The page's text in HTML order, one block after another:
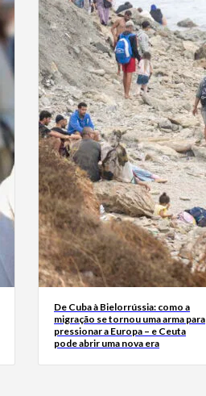
De Cuba à Bielorrússia: como a
migração se tornou uma arma para
pressionar a Europa – e Ceuta
pode abrir uma nova era